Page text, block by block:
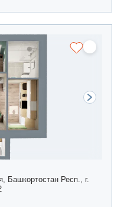
Башкортостан Респ., г.